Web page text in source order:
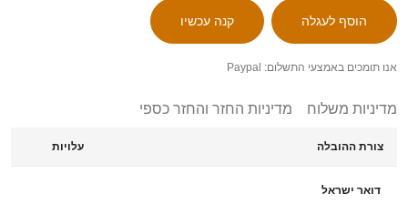
אנו תומכים באמצעי התשלום: Paypal
מדיניות משלוח מדיניות החזר והחזר כספי
צורת ההובלה עלויות
דואר ישראל